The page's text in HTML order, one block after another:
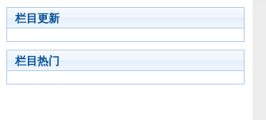
栏目更新
栏目热门